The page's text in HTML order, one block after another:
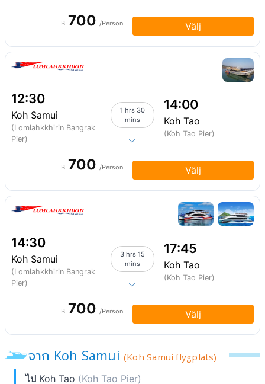
฿ 700 /Person Välj
12:30
Koh Samui
(Lomlahkkhirin Bangrak
Pier)
1 hrs 30
mins
14:00
Koh Tao
(Koh Tao Pier)
฿ 700 /Person Välj
14:30
Koh Samui
(Lomlahkkhirin Bangrak
Pier)
3 hrs 15
mins
17:45
Koh Tao
(Koh Tao Pier)
฿ 700 /Person Välj
จาก Koh Samui(Koh Samui flygplats)
ไป Koh Tao (Koh Tao Pier)